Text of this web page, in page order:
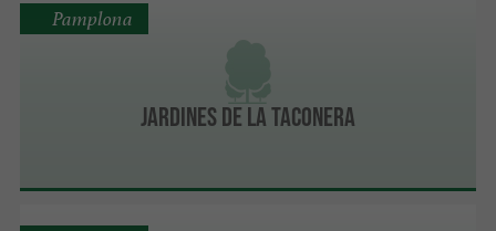
Jardines de la Taconera
Pamplona